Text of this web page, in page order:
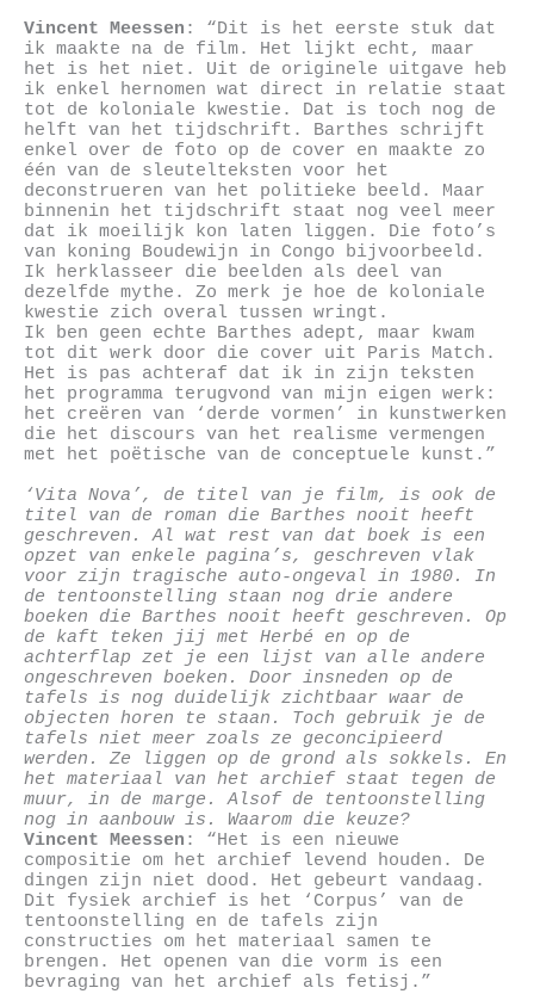
Vincent Meessen : “Dit is het eerste stuk dat
ik maakte na de film. Het lijkt echt, maar
het is het niet. Uit de originele uitgave heb
ik enkel hernomen wat direct in relatie staat
tot de koloniale kwestie. Dat is toch nog de
helft van het tijdschrift. Barthes schrijft
enkel over de foto op de cover en maakte zo
één van de sleutelteksten voor het
deconstrueren van het politieke beeld. Maar
binnenin het tijdschrift staat nog veel meer
dat ik moeilijk kon laten liggen. Die foto’s
van koning Boudewijn in Congo bijvoorbeeld.
Ik herklasseer die beelden als deel van
dezelfde mythe. Zo merk je hoe de koloniale
kwestie zich overal tussen wringt.
Ik ben geen echte Barthes adept, maar kwam
tot dit werk door die cover uit Paris Match.
Het is pas achteraf dat ik in zijn teksten
het programma terugvond van mijn eigen werk:
het creëren van ‘derde vormen’ in kunstwerken
die het discours van het realisme vermengen
met het poëtische van de conceptuele kunst.”
‘Vita Nova’, de titel van je film, is ook de
titel van de roman die Barthes nooit heeft
geschreven. Al wat rest van dat boek is een
opzet van enkele pagina’s, geschreven vlak
voor zijn tragische auto-ongeval in 1980. In
de tentoonstelling staan nog drie andere
boeken die Barthes nooit heeft geschreven. Op
de kaft teken jij met Herbé en op de
achterflap zet je een lijst van alle andere
ongeschreven boeken. Door insneden op de
tafels is nog duidelijk zichtbaar waar de
objecten horen te staan. Toch gebruik je de
tafels niet meer zoals ze geconcipieerd
werden. Ze liggen op de grond als sokkels. En
het materiaal van het archief staat tegen de
muur, in de marge. Alsof de tentoonstelling
nog in aanbouw is. Waarom die keuze?
Vincent Meessen : “Het is een nieuwe
compositie om het archief levend houden. De
dingen zijn niet dood. Het gebeurt vandaag.
Dit fysiek archief is het ‘Corpus’ van de
tentoonstelling en de tafels zijn
constructies om het materiaal samen te
brengen. Het openen van die vorm is een
bevraging van het archief als fetisj.”